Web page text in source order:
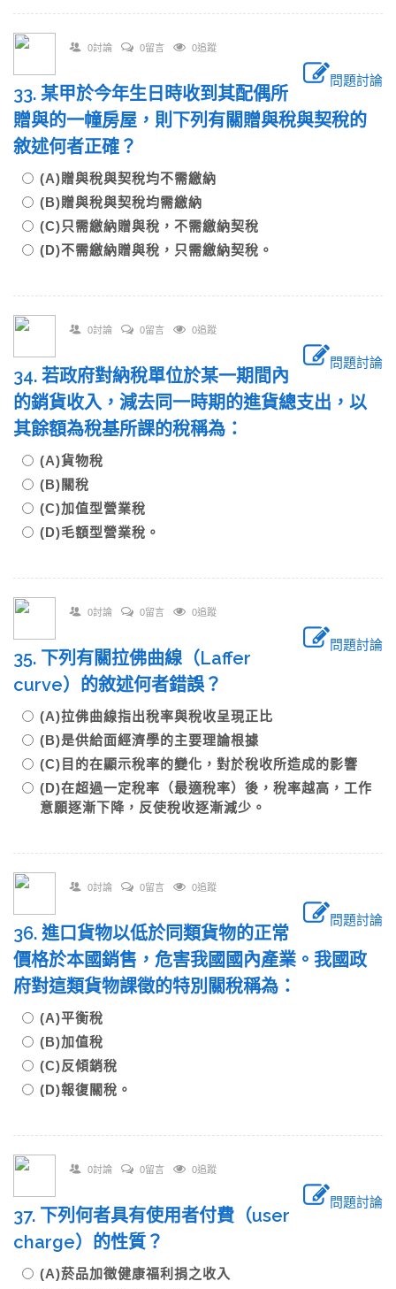
0討論 0留言 0追蹤
問題討論
33. 某甲於今年生日時收到其配偶所
贈與的一幢房屋，則下列有關贈與稅與契稅的
敘述何者正確？
(A)贈與稅與契稅均不需繳納
(B)贈與稅與契稅均需繳納
(C)只需繳納贈與稅，不需繳納契稅
(D)不需繳納贈與稅，只需繳納契稅。
0討論 0留言 0追蹤
問題討論
34. 若政府對納稅單位於某一期間內
的銷貨收入，減去同一時期的進貨總支出，以
其餘額為稅基所課的稅稱為：
(A)貨物稅
(B)關稅
(C)加值型營業稅
(D)毛額型營業稅。
0討論 0留言 0追蹤
問題討論
35. 下列有關拉佛曲線（Laffer
curve）的敘述何者錯誤？
(A)拉佛曲線指出稅率與稅收呈現正比
(B)是供給面經濟學的主要理論根據
(C)目的在顯示稅率的變化，對於稅收所造成的影響
(D)在超過一定稅率（最適稅率）後，稅率越高，工作
意願逐漸下降，反使稅收逐漸減少。
0討論 0留言 0追蹤
問題討論
36. 進口貨物以低於同類貨物的正常
價格於本國銷售，危害我國國內產業。我國政
府對這類貨物課徵的特別關稅稱為：
(A)平衡稅
(B)加值稅
(C)反傾銷稅
(D)報復關稅。
0討論 0留言 0追蹤
問題討論
37. 下列何者具有使用者付費（user
charge）的性質？
(A)菸品加徵健康福利捐之收入